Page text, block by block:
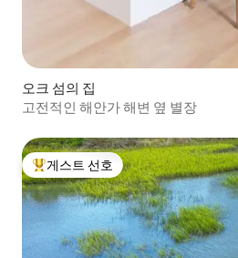
오크 섬의 집
고전적인 해안가 해변 옆 별장
상위 게스트 선호
게스트 선호